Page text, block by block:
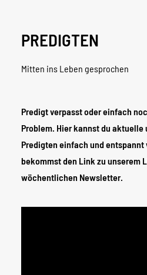
PREDIGTEN
Mitten ins Leben gesprochen
Predigt verpasst oder einfach
Problem. Hier kannst du aktuelle
Predigten einfach und entspannt
bekommst den Link zu unserem
wöchentlichen Newsletter.